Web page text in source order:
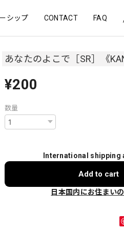
シップ CONTACT FAQ
あなたのよこで［SR］《
¥200
数量
International shipping
Add to cart
日本国内にお住まい